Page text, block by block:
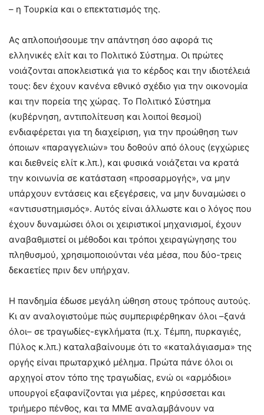
– η Τουρκία και ο επεκτατισμός της.
Ας απλοποιήσουμε την απάντηση όσο αφορά τις
ελληνικές ελίτ και το Πολιτικό Σύστημα. Οι πρώτες
νοιάζονται αποκλειστικά για το κέρδος και την ιδιοτέλειά
τους: δεν έχουν κανένα εθνικό σχέδιο για την οικονομία
και την πορεία της χώρας. Το Πολιτικό Σύστημα
(κυβέρνηση, αντιπολίτευση και λοιποί θεσμοί)
ενδιαφέρεται για τη διαχείριση, για την προώθηση των
όποιων «παραγγελιών» του δοθούν από όλους (εγχώριες
και διεθνείς ελίτ κ.λπ.), και φυσικά νοιάζεται να κρατά
την κοινωνία σε κατάσταση «προσαρμογής», να μην
υπάρχουν εντάσεις και εξεγέρσεις, να μην δυναμώσει ο
«αντισυστημισμός». Αυτός είναι άλλωστε και ο λόγος που
έχουν δυναμώσει όλοι οι χειριστικοί μηχανισμοί, έχουν
αναβαθμιστεί οι μέθοδοι και τρόποι χειραγώγησης του
πληθυσμού, χρησιμοποιούνται νέα μέσα, που δύο-τρεις
δεκαετίες πριν δεν υπήρχαν.
Η πανδημία έδωσε μεγάλη ώθηση στους τρόπους αυτούς.
Κι αν αναλογιστούμε πώς συμπεριφέρθηκαν όλοι –ξανά
όλοι– σε τραγωδίες-εγκλήματα (π.χ. Τέμπη, πυρκαγιές,
Πύλος κ.λπ.) καταλαβαίνουμε ότι το «καταλάγιασμα» της
οργής είναι πρωταρχικό μέλημα. Πρώτα πάνε όλοι οι
αρχηγοί στον τόπο της τραγωδίας, ενώ οι «αρμόδιοι»
υπουργοί εξαφανίζονται για μέρες, κηρύσσεται και
τριήμερο πένθος, και τα ΜΜΕ αναλαμβάνουν να